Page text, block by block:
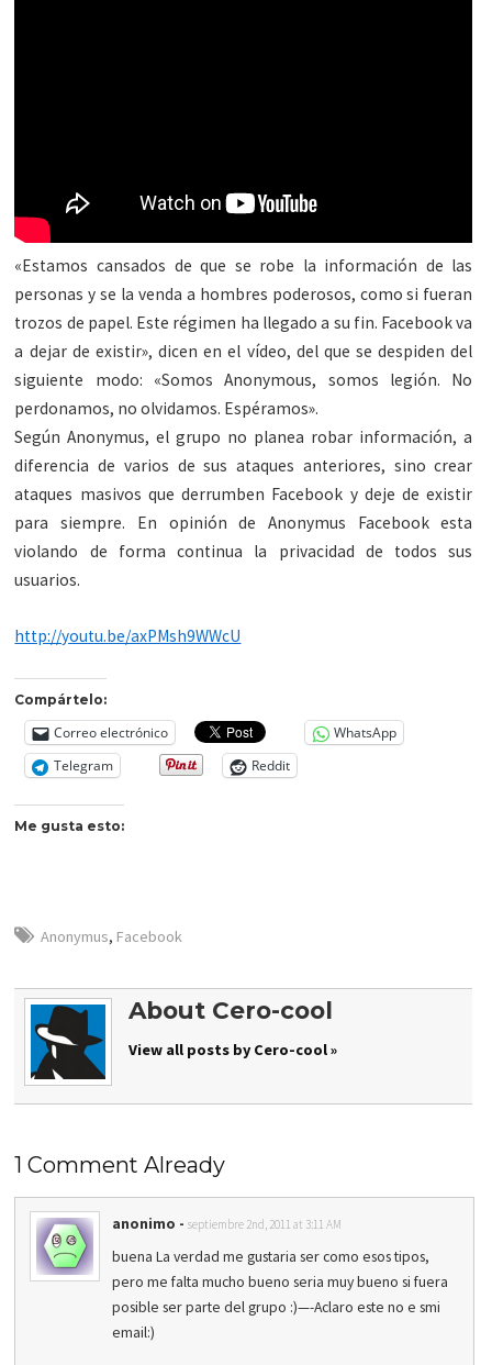
«Estamos cansados de que se robe la información de las
personas y se la venda a hombres poderosos, como si fueran
trozos de papel. Este régimen ha llegado a su fin. Facebook va
a dejar de existir», dicen en el vídeo, del que se despiden del
siguiente modo: «Somos Anonymous, somos legión. No
perdonamos, no olvidamos. Espéramos».
Según Anonymus, el grupo no planea robar información, a
diferencia de varios de sus ataques anteriores, sino crear
ataques masivos que derrumben Facebook y deje de existir
para siempre. En opinión de Anonymus Facebook esta
violando de forma continua la privacidad de todos sus
usuarios.
http://youtu.be/axPMsh9WWcU
Compártelo:
Correo electrónico
WhatsApp
Telegram
Reddit
Me gusta esto:
Anonymus, Facebook
About Cero-cool
View all posts by Cero-cool »
1 Comment Already
anonimo - septiembre 2nd, 2011 at 3:11 AM
buena La verdad me gustaria ser como esos tipos,
pero me falta mucho bueno seria muy bueno si fuera
posible ser parte del grupo :)—-Aclaro este no e smi
email:)